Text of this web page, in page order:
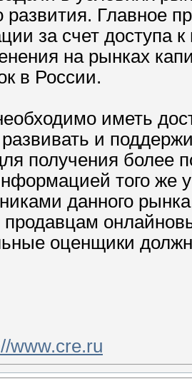
развития. Главное
за счет
на рынках
в России.
иметь
развивать и
получения более
того же
данного
продавцам
оценщики
www.cre.ru